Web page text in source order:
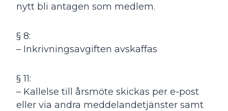
nytt bli antagen som medlem.
§ 8:
– Inkrivningsavgiften avskaffas
§ 11:
– Kallelse till årsmöte skickas per e-post
eller via andra meddelandetjänster samt